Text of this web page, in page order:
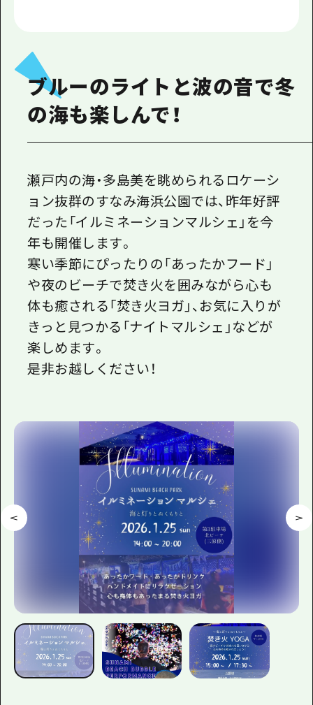
ブルーのライトと波の音で冬
の海も楽しんで！
瀬戸内の海・多島美を眺められるロケーシ
ョン抜群のすなみ海浜公園では、昨年好評
だった「イルミネーションマルシェ」を今
年も開催します。
寒い季節にぴったりの「あったかフード」
や夜のビーチで焚き火を囲みながら心も
体も癒される「焚き火ヨガ」、お気に入りが
きっと見つかる「ナイトマルシェ」などが
楽しめます。
是非お越しください！